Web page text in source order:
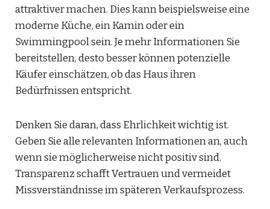
attraktiver machen. Dies kann beispielsweise eine
moderne Küche, ein Kamin oder ein
Swimmingpool sein. Je mehr Informationen Sie
bereitstellen, desto besser können potenzielle
Käufer einschätzen, ob das Haus ihren
Bedürfnissen entspricht.
Denken Sie daran, dass Ehrlichkeit wichtig ist.
Geben Sie alle relevanten Informationen an, auch
wenn sie möglicherweise nicht positiv sind.
Transparenz schafft Vertrauen und vermeidet
Missverständnisse im späteren Verkaufsprozess.